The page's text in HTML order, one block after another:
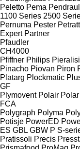
Peletto Pema
1100 Series 2500
Pernuma Pester
Expert Partner
Pfaudler
CH4000
Pfiffner Philips Pieralisi
Pinacho Piovan Piron
Platarg Plockmatic
GF
Plymovent Polair Polar
FCA
Polygraph Polyma
Potisje PowerED
ES GBL GBW P S-
Pratissoli Precis